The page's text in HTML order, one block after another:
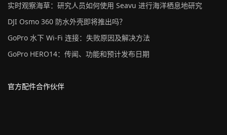
实时观察海草：研究人员如何使用 Seavu 进行海洋栖息地研究
DJI Osmo 360 防水外壳即将推出吗？
GoPro 水下 Wi-Fi 连接：失败原因及解决方法
GoPro HERO14：传闻、功能和预计发布日期
官方配件合作伙伴